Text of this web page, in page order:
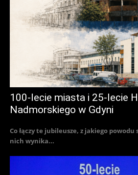
100-lecie miasta i 25-lecie
Nadmorskiego w Gdyni
Co łączy te jubileusze, z jakiego powodu
nich wynika...